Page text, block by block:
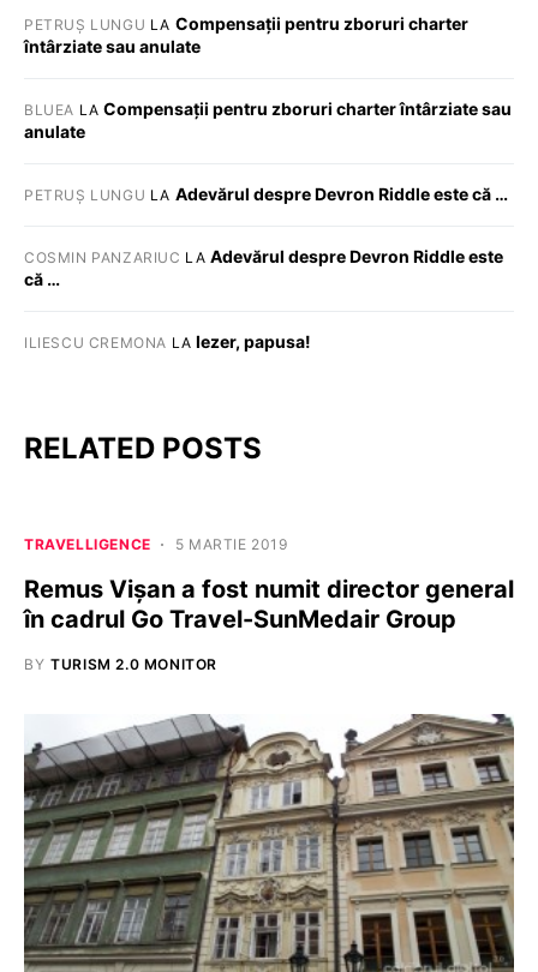
PETRUȘ LUNGU LA Compensații pentru zboruri charter
întârziate sau anulate
BLUEA LACompensații pentru zboruri charter întârziate sau
anulate
PETRUȘ LUNGU LA Adevărul despre Devron Riddle este că …
COSMIN PANZARIUC LA Adevărul despre Devron Riddle este
că …
ILIESCU CREMONA LA Iezer, papusa!
RELATED POSTS
TRAVELLIGENCE 5 MARTIE 2019
Remus Vișan a fost numit director general
în cadrul Go Travel-SunMedair Group
BY TURISM 2.0 MONITOR